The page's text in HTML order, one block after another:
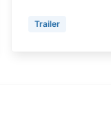
Trailer